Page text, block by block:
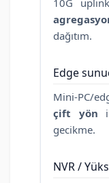
10G
dağıtım.
Edge
Mini-PC/
çift yön
gecikme.
NVR /